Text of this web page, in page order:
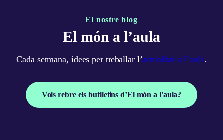
El nostre blog
El món a l’aula
Cada setmana, idees per treballar l’actualitat a l’aula.
Vols rebre els butlletins d’El món a l'aula?